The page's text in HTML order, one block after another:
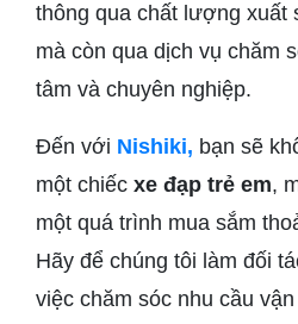
thông qua chất lượng xuất
mà còn qua dịch vụ chăm
tâm và chuyên nghiệp.
Đến với Nishiki, bạn sẽ
một chiếc xe đạp trẻ em,
một quá trình mua sắm
Hãy để chúng tôi làm đối
việc chăm sóc nhu cầu